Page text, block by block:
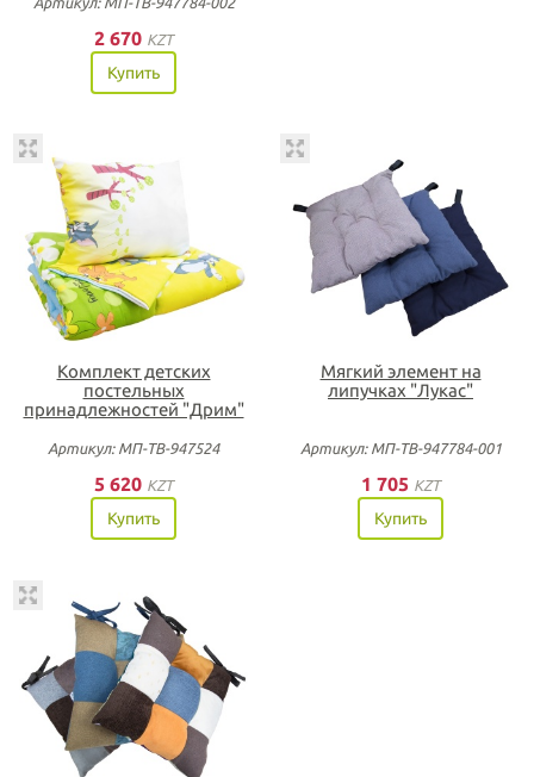
2 670 KZT
Купить
Комплект детских
постельных
принадлежностей "Дрим"
Артикул: МП-ТВ-947524
5 620 KZT
Купить
Мягкий элемент на
липучках "Лукас"
Артикул: МП-ТВ-947784-001
1 705 KZT
Купить